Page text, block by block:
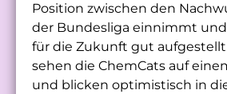
Position zwischen den
der Bundesliga einnimmt
für die Zukunft gut
sehen die ChemCats auf
und blicken optimistisch in